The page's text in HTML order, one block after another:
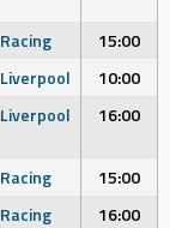
Racing
15:00
Liverpool
10:00
Liverpool 16:00
Racing
15:00
Racing 16:00